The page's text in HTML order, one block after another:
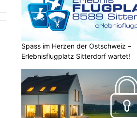
Spass im Herzen der Ostschweiz –
Erlebnisflugplatz Sitterdorf wartet!